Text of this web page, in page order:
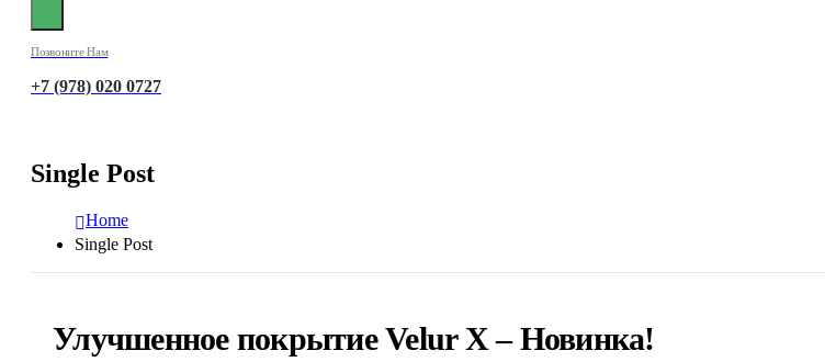
Позвоните Нам
+7 (978) 020 0727
Single Post
Home
Single Post
Улучшенное покрытие Velur X – Новинка!